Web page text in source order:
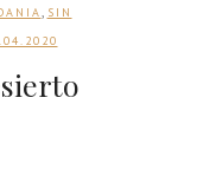
, SIN